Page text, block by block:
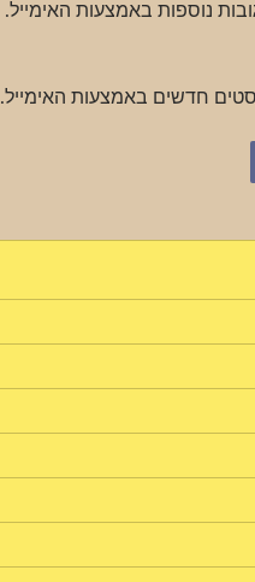
נוספות באמצעות האימייל.
חדשים באמצעות האימייל.